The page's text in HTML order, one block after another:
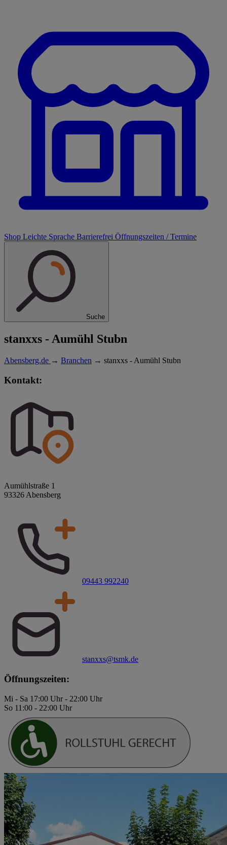
Shop Leichte Sprache Barrierefrei Öffnungszeiten / Termine
Suche
stanxxs - Aumühl Stubn
Abensberg.de → Branchen → stanxxs - Aumühl Stubn
Kontakt:
Aumühlstraße 1
93326 Abensberg
09443 992240
stanxxs@tsmk.de
Öffnungszeiten:
Mi - Sa 17:00 Uhr - 22:00 Uhr
So 11:00 - 22:00 Uhr